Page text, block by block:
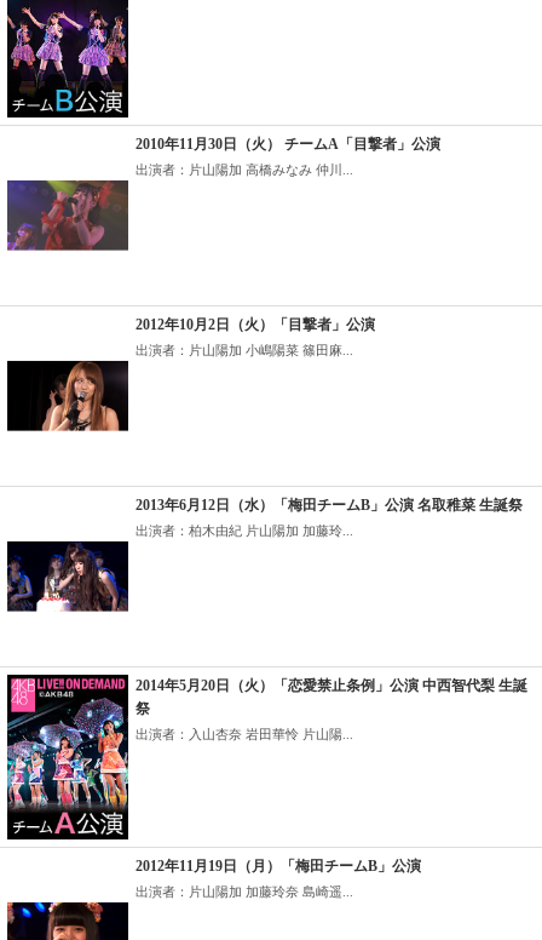
2010年11月30日（火） チームA「目撃者」公演
出演者：片山陽加 高橋みなみ 仲川...
2012年10月2日（火）「目撃者」公演
出演者：片山陽加 小嶋陽菜 篠田麻...
2013年6月12日（水）「梅田チームB」公演 名取稚菜 生誕祭
出演者：柏木由紀 片山陽加 加藤玲...
2014年5月20日（火）「恋愛禁止条例」公演 中西智代梨 生誕
祭
出演者：入山杏奈 岩田華怜 片山陽...
2012年11月19日（月）「梅田チームB」公演
出演者：片山陽加 加藤玲奈 島崎遥...